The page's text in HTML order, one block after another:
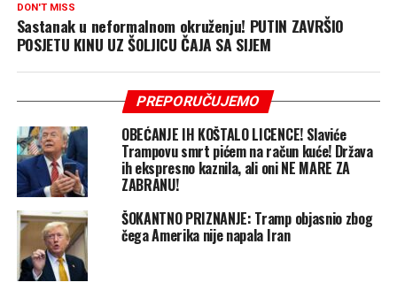
DON'T MISS
Sastanak u neformalnom okruženju! PUTIN ZAVRŠIO
POSJETU KINU UZ ŠOLJICU ČAJA SA SIJEM
PREPORUČUJEMO
OBEĆANJE IH KOŠTALO LICENCE! Slaviće
Trampovu smrt pićem na račun kuće! Država
ih ekspresno kaznila, ali oni NE MARE ZA
ZABRANU!
ŠOKANTNO PRIZNANJE: Tramp objasnio zbog
čega Amerika nije napala Iran